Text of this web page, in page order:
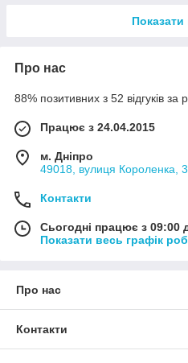
Про нас
88% позитивних з 52 відгуків за
Працює з 24.04.2015
м. Дніпро
49018, вулиця Короленка,
Контакти
Сьогодні працює з 09:00
Показати весь графік
Про нас
Контакти